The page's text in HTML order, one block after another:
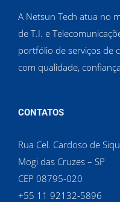
A Netsun Tech atua no
de T.I. e
portfólio de serviços de
com qualidade,
CONTATOS
Rua Cel. Cardoso de
Mogi das Cruzes – SP
CEP 08795-020
‪+55 11 92132‑5896‬